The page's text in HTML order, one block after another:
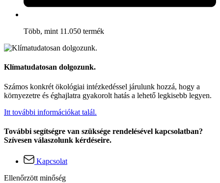
Több, mint 11.050 termék
Klímatudatosan dolgozunk.
Számos konkrét ökológiai intézkedéssel járulunk hozzá, hogy a
környezetre és éghajlatra gyakorolt hatás a lehető legkisebb legyen.
Itt további információkat talál.
További segítségre van szüksége rendelésével kapcsolatban?
Szívesen válaszolunk kérdéseire.
Kapcsolat
Ellenőrzött minőség